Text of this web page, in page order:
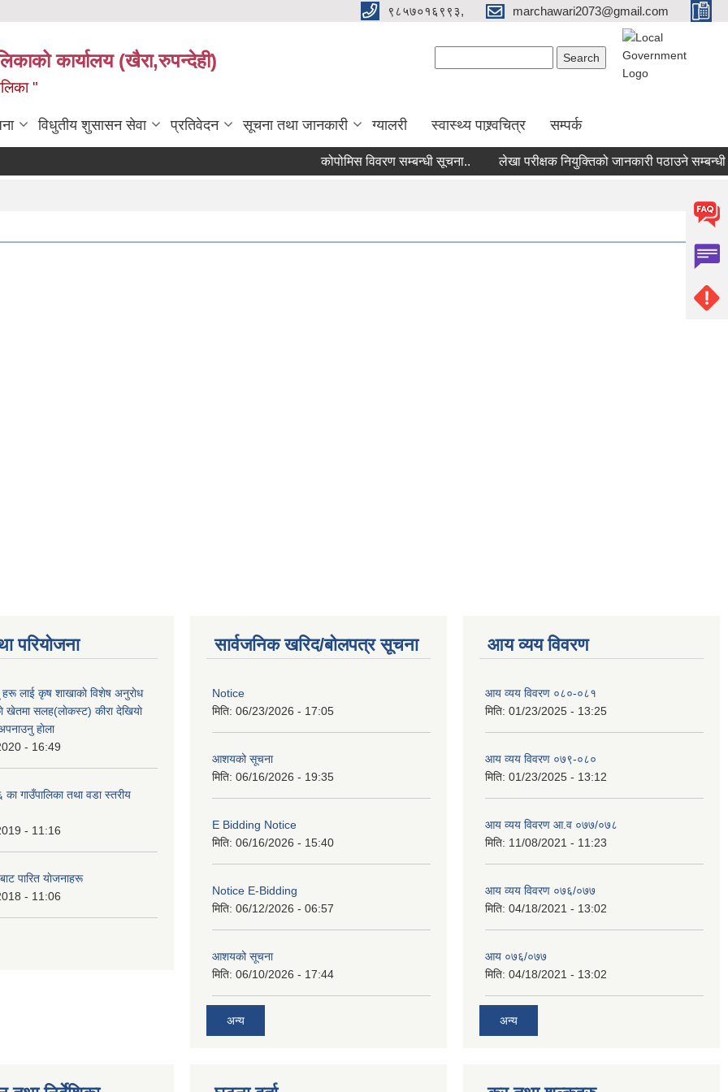
९८५७०१६९९३, marchawari2073@gmail.com
कार्यालय (खैरा,रुपन्देही)
"
विधुतीय शुसासन सेवा प्रतिवेदन सूचना तथा जानकारी ग्यालरी स्वास्थ्य पाश्र्वचित्र सम्पर्क
कोपोमिस विवरण सम्बन्धी सूचना.. लेखा परीक्षक नियुक्तिको जानकारी पठाउने सम्बन्धी
परियोजना
लाई कृष शाखाकाे विशेष अनुराेध
खेतमा सलह(लाेकस्ट) कीरा देखियाे
हाेला
- 16:49
गाउँपालिका तथा वडा स्तरीय
- 11:16
पारित याेजनाहरू
- 11:06
सार्वजनिक खरिद/बोलपत्र सूचना
Notice
मिति: 06/23/2026 - 17:05
आशयको सूचना
मिति: 06/16/2026 - 19:35
E Bidding Notice
मिति: 06/16/2026 - 15:40
Notice E-Bidding
मिति: 06/12/2026 - 06:57
आशयको सूचना
मिति: 06/10/2026 - 17:44
अन्य
आय व्यय विवरण
आय व्यय विवरण ०८०-०८१
मिति: 01/23/2025 - 13:25
आय व्यय विवरण ०७९-०८०
मिति: 01/23/2025 - 13:12
आय व्यय विवरण आ.व ०७७/०७८
मिति: 11/08/2021 - 11:23
आय व्यय विवरण ०७६/०७७
मिति: 04/18/2021 - 13:02
आय ०७६/०७७
मिति: 04/18/2021 - 13:02
अन्य